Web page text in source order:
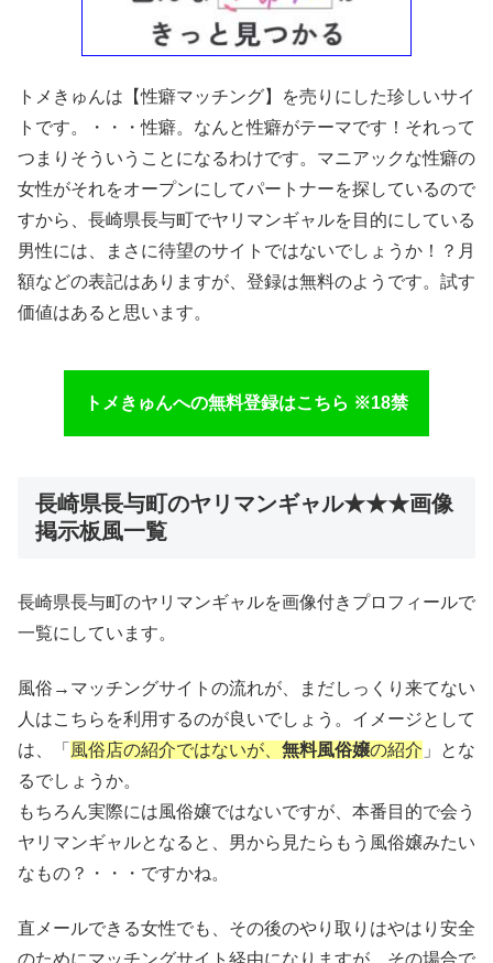
トメきゅんは【性癖マッチング】を売りにした珍しいサイ
トです。・・・性癖。なんと性癖がテーマです！それって
つまりそういうことになるわけです。マニアックな性癖の
女性がそれをオープンにしてパートナーを探しているので
すから、長崎県長与町でヤリマンギャルを目的にしている
男性には、まさに待望のサイトではないでしょうか！？月
額などの表記はありますが、登録は無料のようです。試す
価値はあると思います。
トメきゅんへの無料登録はこちら ※18禁
長崎県長与町のヤリマンギャル★★★画像
掲示板風一覧
長崎県長与町のヤリマンギャルを画像付きプロフィールで
一覧にしています。
風俗→マッチングサイトの流れが、まだしっくり来てない
人はこちらを利用するのが良いでしょう。イメージとして
は、「 風俗店の紹介ではないが、 無料風俗嬢の紹介 」とな
るでしょうか。
もちろん実際には風俗嬢ではないですが、本番目的で会う
ヤリマンギャルとなると、男から見たらもう風俗嬢みたい
なもの？・・・ですかね。
直メールできる女性でも、その後のやり取りはやはり安全